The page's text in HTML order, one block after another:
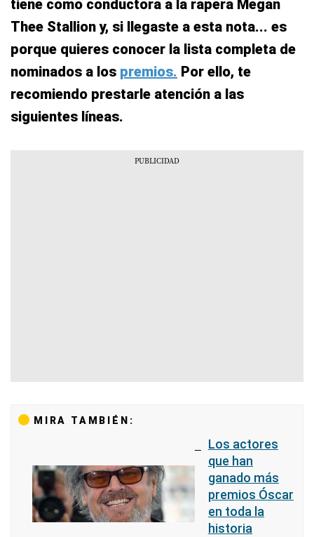
tiene como conductora a la rapera Megan
Thee Stallion y, si llegaste a esta nota... es
porque quieres conocer la lista completa de
nominados a los premios. Por ello, te
recomiendo prestarle atención a las
siguientes líneas.
MIRA TAMBIÉN:
Los actores
que han
ganado más
premios Óscar
en toda la
historia